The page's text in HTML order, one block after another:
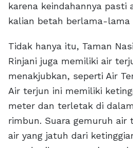
karena keindahannya pasti
kalian betah berlama-lama
Tidak hanya itu, Taman
Rinjani juga memiliki air
menakjubkan, seperti Air
Air terjun ini memiliki
meter dan terletak di
rimbun. Suara gemuruh air
air yang jatuh dari